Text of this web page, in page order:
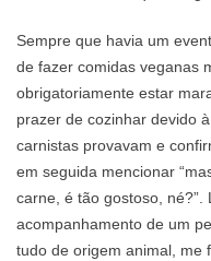
Sempre que havia um
de fazer comidas veganas
obrigatoriamente estar
prazer de cozinhar devido
carnistas provavam e
em seguida mencionar
carne, é tão gostoso,
acompanhamento de um
tudo de origem animal, me